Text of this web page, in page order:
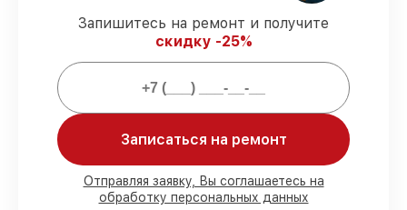
Гарантийное обслуживание– все
работы по восстановлению проводятся с
официальной гарантией.
Мы гарантируем:
80%работ с возможностью наблюдения
90%комплектующих для материнских
плат имеются в наличии или доступны
Запишитесь на ремонт и получите
скидку -25%
Записаться на ремонт
Отправляя заявку, Вы соглашаетесь на
обработку персональных данных